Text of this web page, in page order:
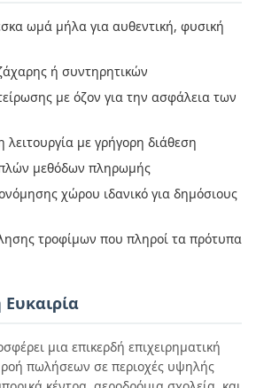
ωμά μήλα για αυθεντική, φυσική
ή συντηρητικών
με όζον για την ασφάλεια των
με γρήγορη διάθεση
μεθόδων πληρωμής
χώρου ιδανικό για δημόσιους
τροφίμων που πληροί τα πρότυπα
Ευκαιρία
μια επικερδή επιχειρηματική
ροή πωλήσεων σε περιοχές υψηλής